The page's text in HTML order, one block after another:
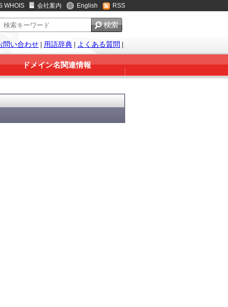
WHOIS 会社案内 English RSS
問い合わせ | 用語辞典 | よくある質問 |
ドメイン名関連情報